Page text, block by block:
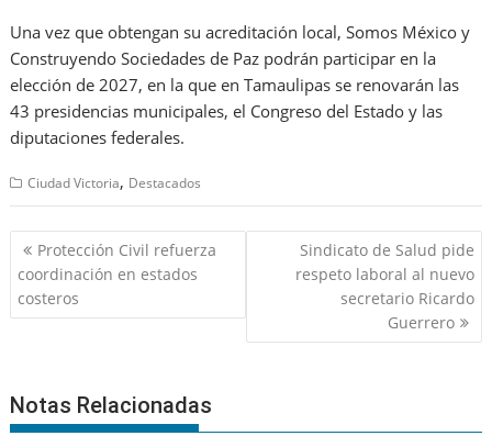
Una vez que obtengan su acreditación local, Somos México y
Construyendo Sociedades de Paz podrán participar en la
elección de 2027, en la que en Tamaulipas se renovarán las
43 presidencias municipales, el Congreso del Estado y las
diputaciones federales.
Ciudad Victoria, Destacados
Navegación
de
entradas
Protección Civil refuerza
coordinación en estados
costeros
Sindicato de Salud pide
respeto laboral al nuevo
secretario Ricardo
Guerrero
Notas Relacionadas